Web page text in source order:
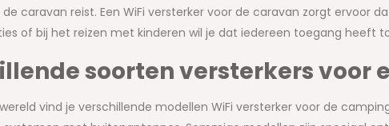
caravan reist. Een WiFi versterker voor de caravan zorgt ervoor
of bij het reizen met kinderen wil je dat iedereen toegang heeft
soorten versterkers voor
vind je verschillende modellen WiFi versterker voor de